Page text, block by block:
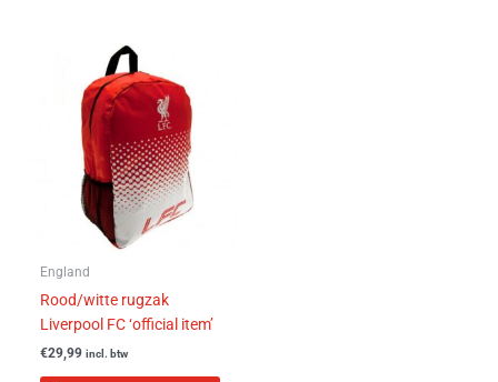
England
Rood/witte rugzak
Liverpool FC ‘official item’
€29,99 incl. btw